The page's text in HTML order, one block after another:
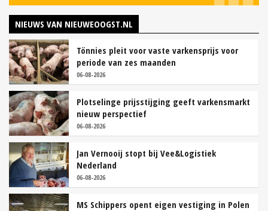
NIEUWS VAN NIEUWEOOGST.NL
Tönnies pleit voor vaste varkensprijs voor
periode van zes maanden
06-08-2026
Plotselinge prijsstijging geeft varkensmarkt
nieuw perspectief
06-08-2026
Jan Vernooij stopt bij Vee&Logistiek
Nederland
06-08-2026
MS Schippers opent eigen vestiging in Polen